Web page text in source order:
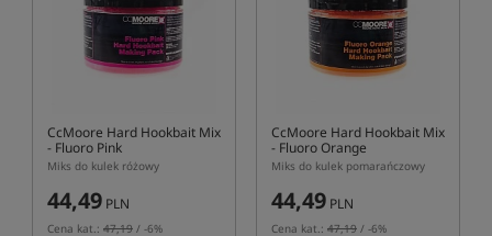
CcMoore Hard Hookbait Mix
- Fluoro Pink
Miks do kulek różowy
44,49 PLN
Cena kat.: 47,19 / -6%
CcMoore Hard Hookbait Mix
- Fluoro Orange
Miks do kulek pomarańczowy
44,49 PLN
Cena kat.: 47,19 / -6%